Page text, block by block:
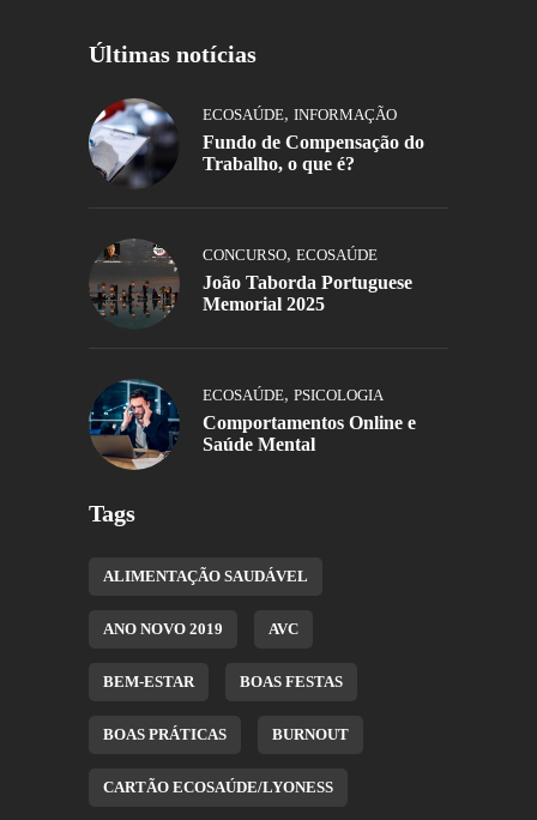
Últimas notícias
ECOSAÚDE, INFORMAÇÃO
Fundo de Compensação do
Trabalho, o que é?
CONCURSO, ECOSAÚDE
João Taborda Portuguese
Memorial 2025
ECOSAÚDE, PSICOLOGIA
Comportamentos Online e
Saúde Mental
Tags
ALIMENTAÇÃO SAUDÁVEL
ANO NOVO 2019 AVC
BEM-ESTAR BOAS FESTAS
BOAS PRÁTICAS BURNOUT
CARTÃO ECOSAÚDE/LYONESS